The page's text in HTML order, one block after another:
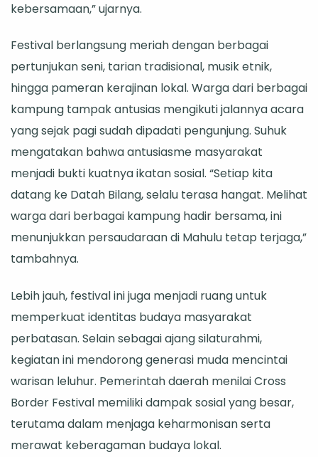
kebersamaan,” ujarnya.
Festival berlangsung meriah dengan berbagai
pertunjukan seni, tarian tradisional, musik etnik,
hingga pameran kerajinan lokal. Warga dari berbagai
kampung tampak antusias mengikuti jalannya acara
yang sejak pagi sudah dipadati pengunjung. Suhuk
mengatakan bahwa antusiasme masyarakat
menjadi bukti kuatnya ikatan sosial. “Setiap kita
datang ke Datah Bilang, selalu terasa hangat. Melihat
warga dari berbagai kampung hadir bersama, ini
menunjukkan persaudaraan di Mahulu tetap terjaga,”
tambahnya.
Lebih jauh, festival ini juga menjadi ruang untuk
memperkuat identitas budaya masyarakat
perbatasan. Selain sebagai ajang silaturahmi,
kegiatan ini mendorong generasi muda mencintai
warisan leluhur. Pemerintah daerah menilai Cross
Border Festival memiliki dampak sosial yang besar,
terutama dalam menjaga keharmonisan serta
merawat keberagaman budaya lokal.